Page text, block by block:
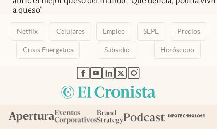
a queso”
Netflix Celulares Empleo SEPE Precios
Crisis Energetica Subsidio Horóscopo
abre en nueva pestaña
abre en nueva pestaña
abre en nueva pestaña
abre en nueva pestaña
abre en nueva pestaña